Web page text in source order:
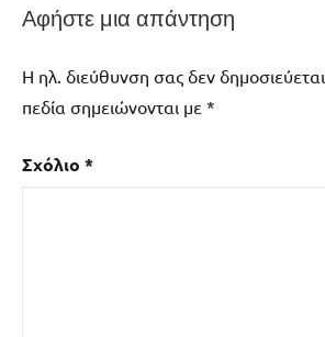
Αφήστε μια απάντηση
Η ηλ. διεύθυνση σας δεν δημοσιεύεται.
πεδία σημειώνονται με *
Σχόλιο *